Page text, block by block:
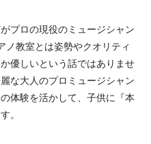
プロの現役のミュージシャン
ノ教室とは姿勢やクオリティ
優しいという話ではありませ
な大人のプロミュージシャン
体験を活かして、子供に『本
。